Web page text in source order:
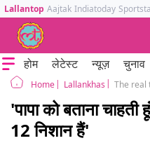
Lallantop Aajtak Indiatoday
होम लेटेस्ट न्यूज़ चुनाव
Home Lallankhas
'पापा को बताना
12 निशान हैं'